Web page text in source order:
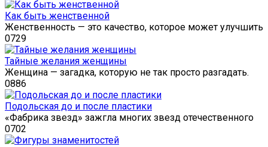
Как быть женственной
Женственность — это качество, которое может улучшить
0729
Тайные желания женщины
Женщина — загадка, которую не так просто разгадать.
0886
Подольская до и после пластики
«Фабрика звезд» зажгла многих звезд отечественного
0702